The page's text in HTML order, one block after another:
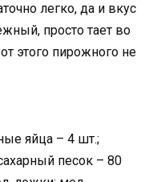
легко, да и вкус
просто тает во
этого пирожного не
яйца – 4 шт.;
песок – 80